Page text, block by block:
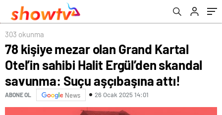
Suçu aşçıbaşına attı!
303 okunma
78 kişiye mezar olan Grand Kartal
Otel’in sahibi Halit Ergül’den skandal
savunma: Suçu aşçıbaşına attı!
ABONE OL News 26 Ocak 2025 14:01